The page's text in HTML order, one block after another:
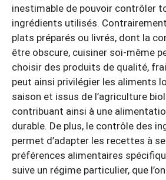
inestimable de pouvoir contrôler
ingrédients utilisés.
plats préparés ou livrés, dont la
être obscure, cuisiner soi-même
choisir des produits de qualité,
peut ainsi privilégier les aliments
saison et issus de l’agriculture
contribuant ainsi à une
durable. De plus, le contrôle des
permet d’adapter les recettes à
préférences alimentaires
suive un régime particulier, que